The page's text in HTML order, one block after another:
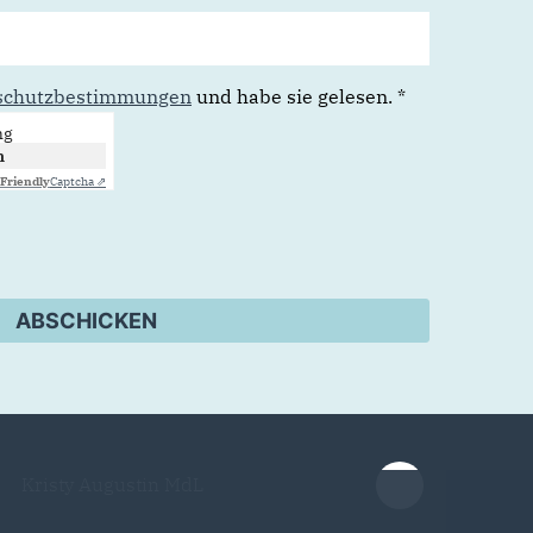
und habe sie gelesen. *
FriendlyCaptcha ⇗
ABSCHICKEN